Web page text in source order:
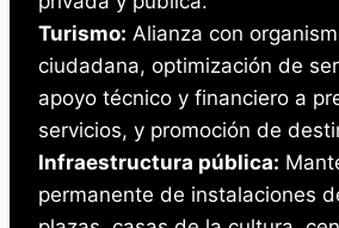
Turismo: Alianza con
ciudadana, optimización de
apoyo técnico y financiero a
servicios, y promoción de
Infraestructura pública:
permanente de instalaciones